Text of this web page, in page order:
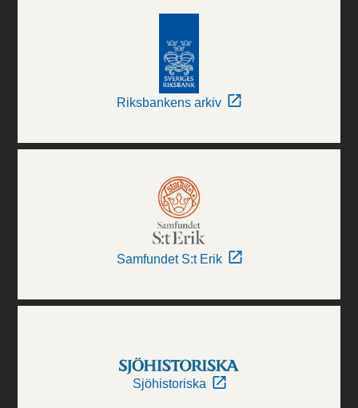
Riksbankens arkiv
Samfundet S:t Erik
Sjöhistoriska